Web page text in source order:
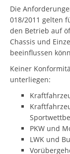
Die
018/2011 gelten
den Betrieb auf
Chassis und
beeinflussen
Keiner
unterliegen:
PKW und
LWK und